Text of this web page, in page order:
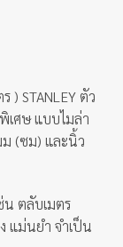
) STANLEY ตัว
เศษ แบบไมล่า
(ซม) และนิ้ว
น ตลับเมตร
แม่นยำ จำเป็น